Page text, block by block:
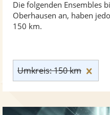
Die folgenden Ensembles
Oberhausen an, haben
150 km.
Umkreis: 150 km